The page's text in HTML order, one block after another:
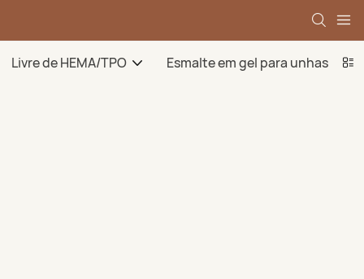
Livre de HEMA/TPO Esmalte em gel para unhas